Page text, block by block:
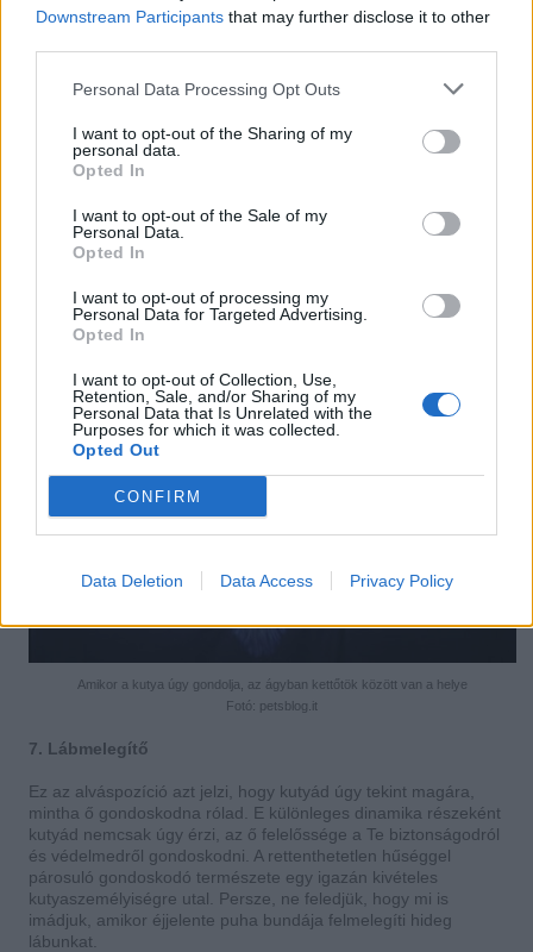
Downstream Participants that may further disclose it to other
Personal Data Processing Opt Outs
I want to opt-out of the Sharing of my
personal data.
Opted In
I want to opt-out of the Sale of my
Personal Data.
Opted In
I want to opt-out of processing my
Personal Data for Targeted Advertising.
Opted In
I want to opt-out of Collection, Use,
Retention, Sale, and/or Sharing of my
Personal Data that Is Unrelated with the
Purposes for which it was collected.
Opted Out
CONFIRM
Data Deletion Data Access Privacy Policy
hogy még van min dolgoznotok. Meg kell találnotok az arany
kerüld a feszültséget, erősítsd kötődéseteket.
6. Szorosan egymás mellett
Amikor egymás mellett alszotok, 100%-ban egyenlő partnerek
ő olyan, mint egy emberi partner. Ez a fajta kapcsolat az egymás
iránt érzett nagy tiszteletről árulkodik. Míg a Te felelősséged
kutyád mindennapos szükségleteinek és igényeinek kielégítése,
cserébe a szeretet láthatatlan fonalán keresztül.
Amikor a kutya úgy gondolja, az ágyban kettőtök között van a helye
Fotó: petsblog.it
7. Lábmelegítő
Ez az alváspozíció azt jelzi, hogy kutyád úgy tekint magára,
mintha ő gondoskodna rólad. E különleges dinamika részeként
kutyád nemcsak úgy érzi, az ő felelőssége a Te biztonságodról
és védelmedről gondoskodni. A rettenthetetlen hűséggel
párosuló gondoskodó természete egy igazán kivételes
kutyaszemélyiségre utal. Persze, ne feledjük, hogy mi is
imádjuk, amikor éjjelente puha bundája felmelegíti hideg
lábunkat.